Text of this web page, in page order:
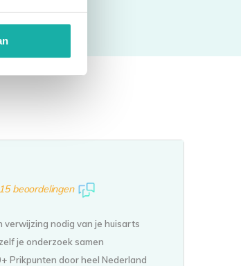
beoordelingen
verwijzing nodig van je huisarts
je onderzoek samen
Prikpunten door heel Nederland